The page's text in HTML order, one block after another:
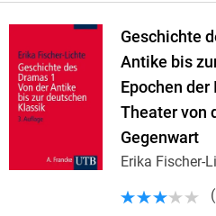
Geschichte
Antike bis
Epochen
Theater von
Gegenwart
Erika Fischer-
(